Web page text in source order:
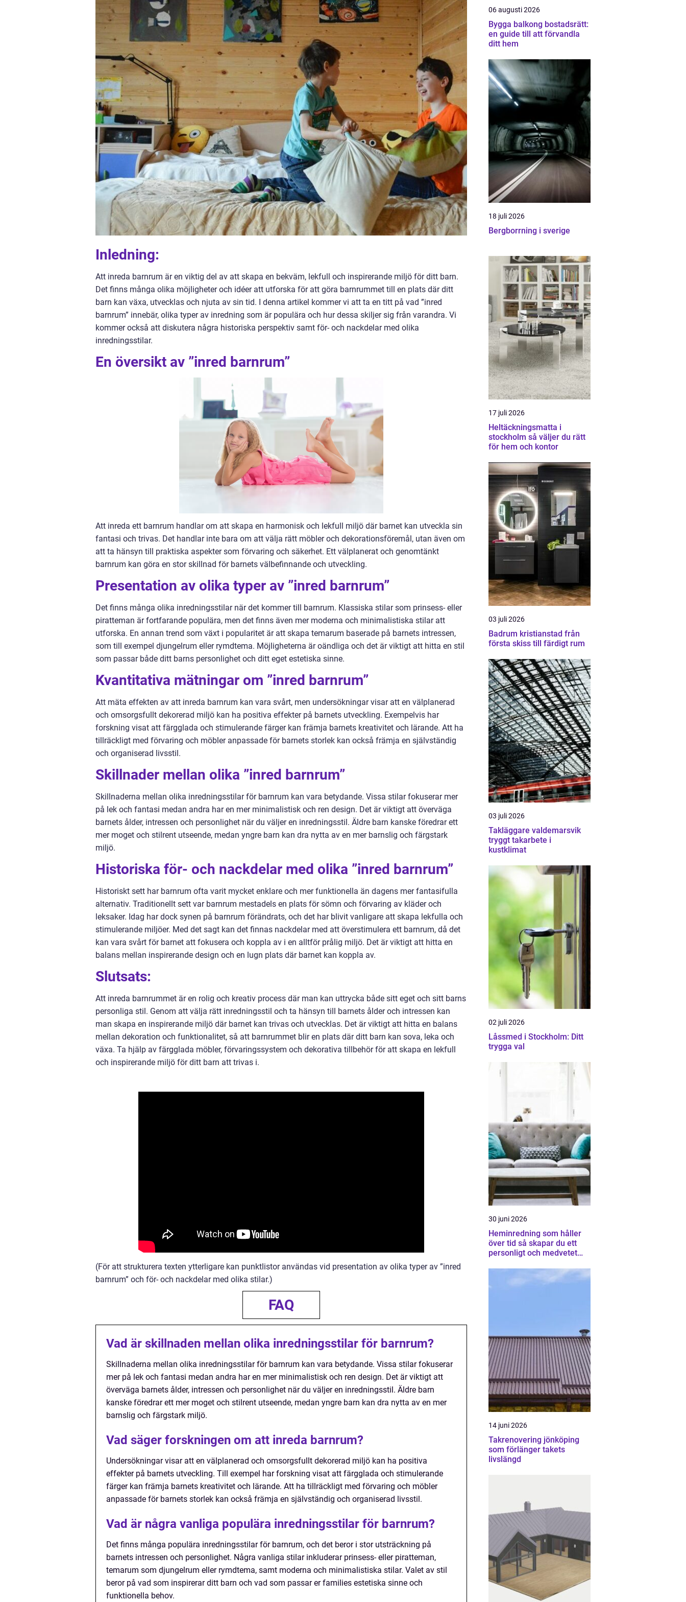
Inledning:
Att inreda barnrum är en viktig del av att skapa en bekväm, lekfull och inspirerande miljö för ditt barn.
Det finns många olika möjligheter och idéer att utforska för att göra barnrummet till en plats där ditt
barn kan växa, utvecklas och njuta av sin tid. I denna artikel kommer vi att ta en titt på vad ”inred
barnrum” innebär, olika typer av inredning som är populära och hur dessa skiljer sig från varandra. Vi
kommer också att diskutera några historiska perspektiv samt för- och nackdelar med olika
inredningsstilar.
En översikt av ”inred barnrum”
Att inreda ett barnrum handlar om att skapa en harmonisk och lekfull miljö där barnet kan utveckla sin
fantasi och trivas. Det handlar inte bara om att välja rätt möbler och dekorationsföremål, utan även om
att ta hänsyn till praktiska aspekter som förvaring och säkerhet. Ett välplanerat och genomtänkt
barnrum kan göra en stor skillnad för barnets välbefinnande och utveckling.
Presentation av olika typer av ”inred barnrum”
Det finns många olika inredningsstilar när det kommer till barnrum. Klassiska stilar som prinsess- eller
piratteman är fortfarande populära, men det finns även mer moderna och minimalistiska stilar att
utforska. En annan trend som växt i popularitet är att skapa temarum baserade på barnets intressen,
som till exempel djungelrum eller rymdtema. Möjligheterna är oändliga och det är viktigt att hitta en stil
som passar både ditt barns personlighet och ditt eget estetiska sinne.
Kvantitativa mätningar om ”inred barnrum”
Att mäta effekten av att inreda barnrum kan vara svårt, men undersökningar visar att en välplanerad
och omsorgsfullt dekorerad miljö kan ha positiva effekter på barnets utveckling. Exempelvis har
forskning visat att färgglada och stimulerande färger kan främja barnets kreativitet och lärande. Att ha
tillräckligt med förvaring och möbler anpassade för barnets storlek kan också främja en självständig
och organiserad livsstil.
Skillnader mellan olika ”inred barnrum”
Skillnaderna mellan olika inredningsstilar för barnrum kan vara betydande. Vissa stilar fokuserar mer
på lek och fantasi medan andra har en mer minimalistisk och ren design. Det är viktigt att överväga
barnets ålder, intressen och personlighet när du väljer en inredningsstil. Äldre barn kanske föredrar ett
mer moget och stilrent utseende, medan yngre barn kan dra nytta av en mer barnslig och färgstark
miljö.
Historiska för- och nackdelar med olika ”inred barnrum”
Historiskt sett har barnrum ofta varit mycket enklare och mer funktionella än dagens mer fantasifulla
alternativ. Traditionellt sett var barnrum mestadels en plats för sömn och förvaring av kläder och
leksaker. Idag har dock synen på barnrum förändrats, och det har blivit vanligare att skapa lekfulla och
stimulerande miljöer. Med det sagt kan det finnas nackdelar med att överstimulera ett barnrum, då det
kan vara svårt för barnet att fokusera och koppla av i en alltför prålig miljö. Det är viktigt att hitta en
balans mellan inspirerande design och en lugn plats där barnet kan koppla av.
Slutsats:
Att inreda barnrummet är en rolig och kreativ process där man kan uttrycka både sitt eget och sitt barns
personliga stil. Genom att välja rätt inredningsstil och ta hänsyn till barnets ålder och intressen kan
man skapa en inspirerande miljö där barnet kan trivas och utvecklas. Det är viktigt att hitta en balans
mellan dekoration och funktionalitet, så att barnrummet blir en plats där ditt barn kan sova, leka och
växa. Ta hjälp av färgglada möbler, förvaringssystem och dekorativa tillbehör för att skapa en lekfull
och inspirerande miljö för ditt barn att trivas i.
(För att strukturera texten ytterligare kan punktlistor användas vid presentation av olika typer av ”inred
barnrum” och för- och nackdelar med olika stilar.)
FAQ
Vad är skillnaden mellan olika inredningsstilar för barnrum?
Skillnaderna mellan olika inredningsstilar för barnrum kan vara betydande. Vissa stilar fokuserar
mer på lek och fantasi medan andra har en mer minimalistisk och ren design. Det är viktigt att
överväga barnets ålder, intressen och personlighet när du väljer en inredningsstil. Äldre barn
kanske föredrar ett mer moget och stilrent utseende, medan yngre barn kan dra nytta av en mer
barnslig och färgstark miljö.
Vad säger forskningen om att inreda barnrum?
Undersökningar visar att en välplanerad och omsorgsfullt dekorerad miljö kan ha positiva
effekter på barnets utveckling. Till exempel har forskning visat att färgglada och stimulerande
färger kan främja barnets kreativitet och lärande. Att ha tillräckligt med förvaring och möbler
anpassade för barnets storlek kan också främja en självständig och organiserad livsstil.
Vad är några vanliga populära inredningsstilar för barnrum?
Det finns många populära inredningsstilar för barnrum, och det beror i stor utsträckning på
barnets intressen och personlighet. Några vanliga stilar inkluderar prinsess- eller piratteman,
temarum som djungelrum eller rymdtema, samt moderna och minimalistiska stilar. Valet av stil
beror på vad som inspirerar ditt barn och vad som passar er families estetiska sinne och
funktionella behov.
06 augusti 2026
Bygga balkong bostadsrätt:
en guide till att förvandla
ditt hem
18 juli 2026
Bergborrning i sverige
17 juli 2026
Heltäckningsmatta i
stockholm så väljer du rätt
för hem och kontor
03 juli 2026
Badrum kristianstad från
första skiss till färdigt rum
03 juli 2026
Takläggare valdemarsvik
tryggt takarbete i
kustklimat
02 juli 2026
Låssmed i Stockholm: Ditt
trygga val
30 juni 2026
Heminredning som håller
över tid så skapar du ett
personligt och medvetet
14 juni 2026
Takrenovering jönköping
som förlänger takets
livslängd